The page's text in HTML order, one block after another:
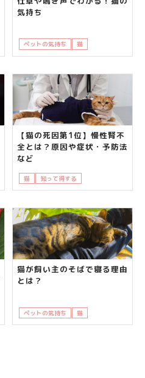
気持ち
ペットの気持ち 猫
【猫の死因第1位】慢性腎不
全とは？原因や症状・予防法
など
猫 知って得する
猫が飼い主のそばで寝る理由
とは？
ペットの気持ち 猫